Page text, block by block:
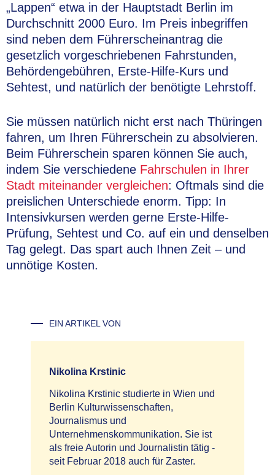
„Lappen“ etwa in der Hauptstadt Berlin im
Durchschnitt 2000 Euro. Im Preis inbegriffen
sind neben dem Führerscheinantrag die
gesetzlich vorgeschriebenen Fahrstunden,
Behördengebühren, Erste-Hilfe-Kurs und
Sehtest, und natürlich der benötigte Lehrstoff.
Sie müssen natürlich nicht erst nach Thüringen
fahren, um Ihren Führerschein zu absolvieren.
Beim Führerschein sparen können Sie auch,
indem Sie verschiedene Fahrschulen in Ihrer
Stadt miteinander vergleichen: Oftmals sind die
preislichen Unterschiede enorm. Tipp: In
Intensivkursen werden gerne Erste-Hilfe-
Prüfung, Sehtest und Co. auf ein und denselben
Tag gelegt. Das spart auch Ihnen Zeit – und
unnötige Kosten.
EIN ARTIKEL VON
Nikolina Krstinic
Nikolina Krstinic studierte in Wien und
Berlin Kulturwissenschaften,
Journalismus und
Unternehmenskommunikation. Sie ist
als freie Autorin und Journalistin tätig -
seit Februar 2018 auch für Zaster.